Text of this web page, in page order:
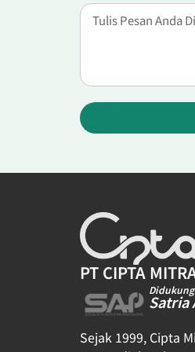
PT CIPTA
Satria
Sejak 1999, Cipta